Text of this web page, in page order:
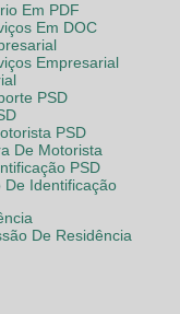
Em PDF
Em DOC
Empresarial
PSD
PSD
De Motorista
PSD
De Identificação
De Residência